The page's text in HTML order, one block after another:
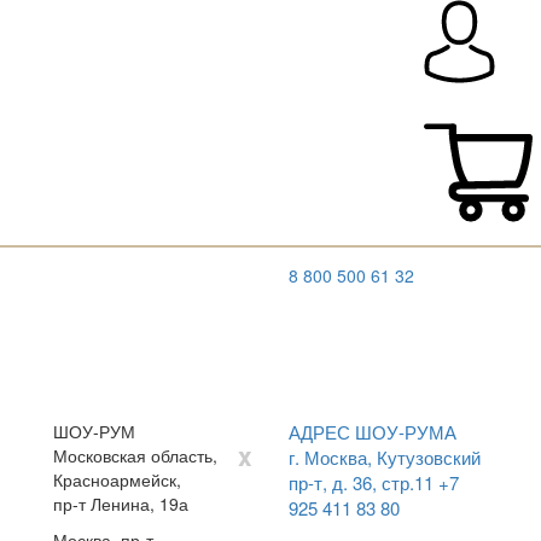
8 800 500 61 32
ШОУ-РУМ
x
Московская область,
Красноармейск,
пр-т Ленина, 19а
АДРЕС ШОУ-РУМА
г. Москва, Кутузовский
пр-т, д. 36, стр.11 +7
925 411 83 80